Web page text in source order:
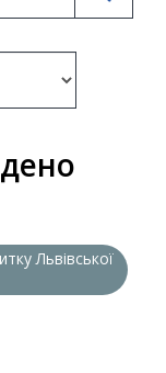
Львівської